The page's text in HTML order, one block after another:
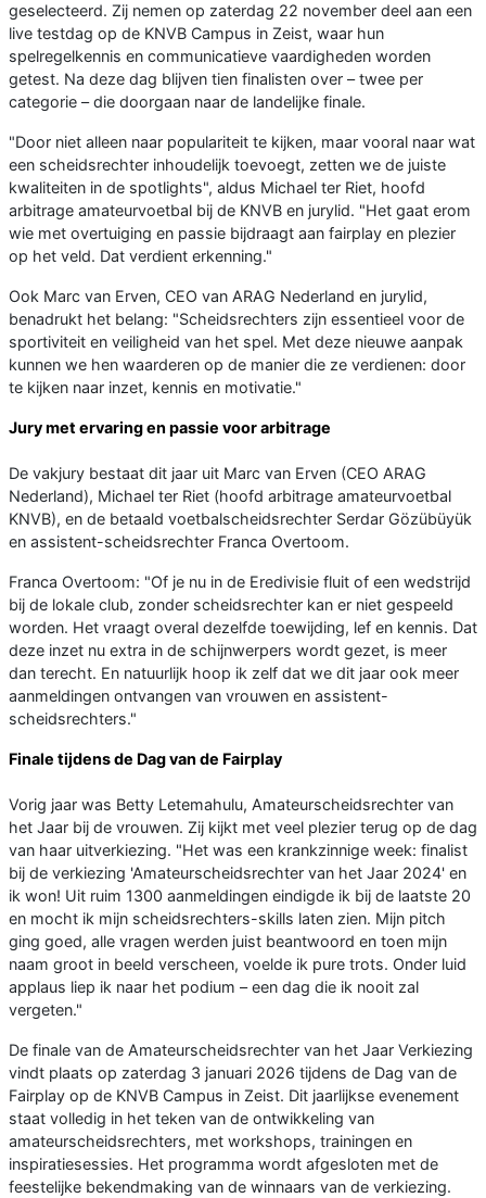
geselecteerd. Zij nemen op zaterdag 22 november deel aan een
live testdag op de KNVB Campus in Zeist, waar hun
spelregelkennis en communicatieve vaardigheden worden
getest. Na deze dag blijven tien finalisten over – twee per
categorie – die doorgaan naar de landelijke finale.
"Door niet alleen naar populariteit te kijken, maar vooral naar wat
een scheidsrechter inhoudelijk toevoegt, zetten we de juiste
kwaliteiten in de spotlights", aldus Michael ter Riet, hoofd
arbitrage amateurvoetbal bij de KNVB en jurylid. "Het gaat erom
wie met overtuiging en passie bijdraagt aan fairplay en plezier
op het veld. Dat verdient erkenning."
Ook Marc van Erven, CEO van ARAG Nederland en jurylid,
benadrukt het belang: "Scheidsrechters zijn essentieel voor de
sportiviteit en veiligheid van het spel. Met deze nieuwe aanpak
kunnen we hen waarderen op de manier die ze verdienen: door
te kijken naar inzet, kennis en motivatie."
Jury met ervaring en passie voor arbitrage
De vakjury bestaat dit jaar uit Marc van Erven (CEO ARAG
Nederland), Michael ter Riet (hoofd arbitrage amateurvoetbal
KNVB), en de betaald voetbalscheidsrechter Serdar Gözübüyük
en assistent-scheidsrechter Franca Overtoom.
Franca Overtoom: "Of je nu in de Eredivisie fluit of een wedstrijd
bij de lokale club, zonder scheidsrechter kan er niet gespeeld
worden. Het vraagt overal dezelfde toewijding, lef en kennis. Dat
deze inzet nu extra in de schijnwerpers wordt gezet, is meer
dan terecht. En natuurlijk hoop ik zelf dat we dit jaar ook meer
aanmeldingen ontvangen van vrouwen en assistent-
scheidsrechters."
Finale tijdens de Dag van de Fairplay
Vorig jaar was Betty Letemahulu, Amateurscheidsrechter van
het Jaar bij de vrouwen. Zij kijkt met veel plezier terug op de dag
van haar uitverkiezing. "Het was een krankzinnige week: finalist
bij de verkiezing 'Amateurscheidsrechter van het Jaar 2024' en
ik won! Uit ruim 1300 aanmeldingen eindigde ik bij de laatste 20
en mocht ik mijn scheidsrechters-skills laten zien. Mijn pitch
ging goed, alle vragen werden juist beantwoord en toen mijn
naam groot in beeld verscheen, voelde ik pure trots. Onder luid
applaus liep ik naar het podium – een dag die ik nooit zal
vergeten."
De finale van de Amateurscheidsrechter van het Jaar Verkiezing
vindt plaats op zaterdag 3 januari 2026 tijdens de Dag van de
Fairplay op de KNVB Campus in Zeist. Dit jaarlijkse evenement
staat volledig in het teken van de ontwikkeling van
amateurscheidsrechters, met workshops, trainingen en
inspiratiesessies. Het programma wordt afgesloten met de
feestelijke bekendmaking van de winnaars van de verkiezing.